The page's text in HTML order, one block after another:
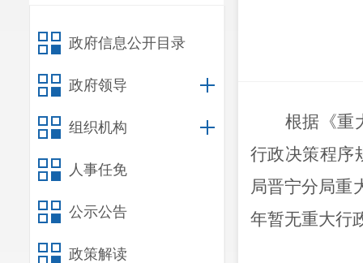
政府信息公开目录
政府领导
组织机构
人事任免
公示公告
政策解读
根据《重
行政决策程序
局晋宁分局重
年暂无重大行